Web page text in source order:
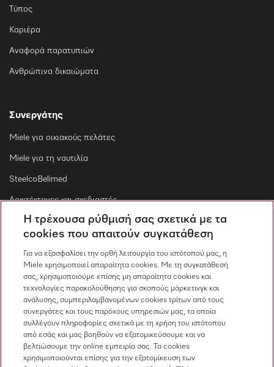
Τύπος
Καριέρα
Αναφορά παρατυπιών
Ανθρώπινα δικαιώματα
Συνεργάτης
Miele για οικιακούς πελάτες
Miele για τη ναυτιλία
SteelcoBelimed
Αρχιτέκτονες και σχεδιαστές
Για εμπορικούς συνεργάτες
Επικοινωνία
Επισκόπηση επικοινωνίας
Πωλήσεις
210 6794444
Εξυπηρέτηση πελατών
Η τρέχουσα ρύθμισή σας σχετικά με τα
cookies που απαιτούν συγκατάθεση
Για να εξασφαλίσει την ορθή λειτουργία του ιστότοπού μας, η
Miele χρησιμοποιεί απαραίτητα cookies. Με τη συγκατάθεσή
σας, χρησιμοποιούμε επίσης μη απαραίτητα cookies και
τεχνολογίες παρακολούθησης για σκοπούς μάρκετινγκ και
ανάλυσης, συμπεριλαμβανομένων cookies τρίτων από τους
συνεργάτες και τους παρόχους υπηρεσιών μας, τα οποία
συλλέγουν πληροφορίες σχετικά με τη χρήση του ιστότοπου
από εσάς και μας βοηθούν να εξατομικεύσουμε και να
βελτιώσουμε την online εμπειρία σας. Τα cookies
χρησιμοποιούνται επίσης για την εξατομίκευση των